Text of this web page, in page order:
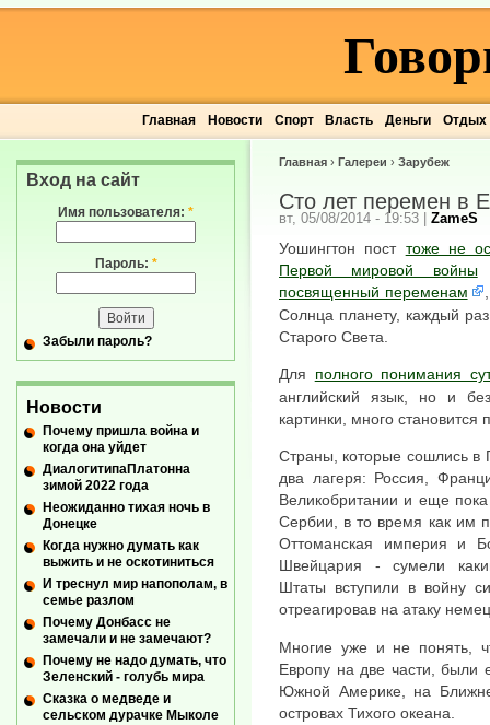
Главная Новости Спорт Власть Деньги Отдых
Главная › Галереи › Зарубеж
Сто лет перемен в
вт, 05/08/2014 - 19:53 | ZameS
Уошингтон пост тоже не
Первой мировой войны
посвященный переменам
Солнца планету, каждый
Старого Света.
Для полного понимания
английский язык, но и
картинки, много становится
Страны, которые сошлись в
два лагеря: Россия,
Великобритании и еще
Сербии, в то время как им
Оттоманская империя и
Швейцария - сумели
Штаты вступили в войну
отреагировав на атаку
Многие уже и не понять,
Европу на две части,
Южной Америке, на
островах Тихого океана.
Вход на сайт
Имя пользователя: *
Пароль: *
Забыли пароль?
Новости
Почему пришла война и
когда она уйдет
ДиалогитипаПлатонна
зимой 2022 года
Неожиданно тихая ночь в
Донецке
Когда нужно думать как
выжить и не оскотиниться
И треснул мир напополам, в
семье разлом
Почему Донбасс не
замечали и не замечают?
Почему не надо думать, что
Зеленский - голубь мира
Сказка о медведе и
сельском дурачке Мыколе